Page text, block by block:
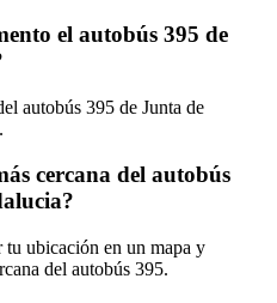
el autobús 395 de
autobús 395 de Junta de
.
cercana del autobús
tu ubicación en un mapa y
del autobús 395.